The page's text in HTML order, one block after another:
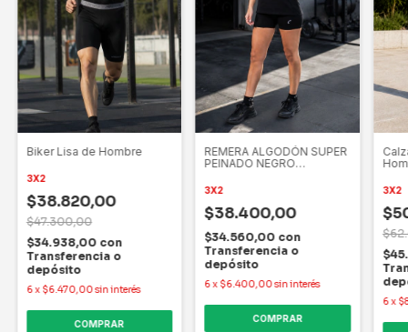
Biker Lisa de Hombre
3X2
$38.820,00
$47.300,00
$34.938,00 con
Transferencia o
depósito
6x $6.470,00sin interés
COMPRAR
REMERA ALGODÓN SUPER
PEINADO NEGRO
3X2
$38.400,00
$34.560,00 con
Transferencia o
depósito
6x $6.400,00sin interés
COMPRAR
3X2
6x